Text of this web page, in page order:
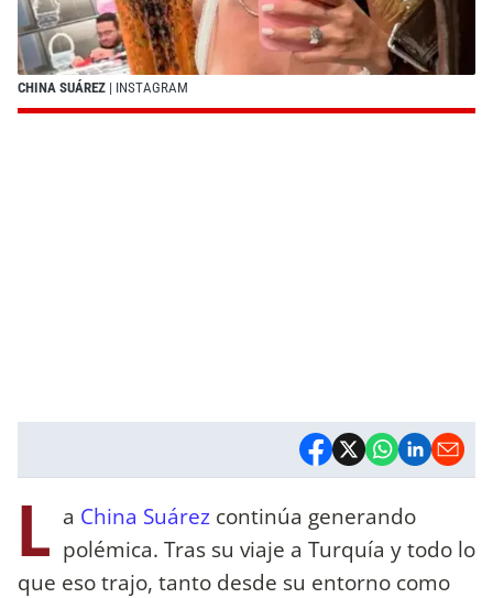
CHINA SUÁREZ | INSTAGRAM
L a China Suárez continúa generando
polémica. Tras su viaje a Turquía y todo lo
que eso trajo, tanto desde su entorno como